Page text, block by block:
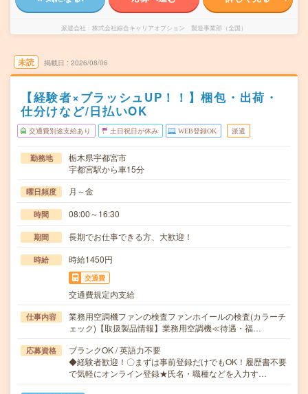
派遣会社 株式会社綜合キャリアオプション 製造事業部（全国）
未読 掲載日 2026/08/06
【経験者×ブラッシュUP！！】梱包・出荷・
仕分けなど/日払いOK
交通費別途支給あり 土日祝日が休み WEB登録OK 派遣
勤務地
栃木県宇都宮市
宇都宮駅から車15分
曜日頻度 月～金
時間 08:00～16:30
期間 長期でお仕事できる方、大歓迎！
時給 時給1450円
交通費
交通費規定内支給
仕事内容
業務用空調機ファンの検査ファンホイールの検査(カラーチ
ェック)【取扱製品情報】業務用空調機≪待遇・福…
応募資格
ブランクOK / 英語力不要
◆経験者歓迎！〇まずは事前登録だけでもOK！履歴書不要
で気軽にオンライン登録★氏名・職種などを入力す…